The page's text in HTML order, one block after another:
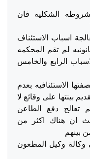
الشكليه فان
اسباب الاستئناف
لم تقم المحكمه
الرابع والخامس
الاستئنافيه بعدم
بينتها على وقائع لا
تعالج دفع الطاعن
ان هناك اكثر من
بينهم
وكالة وكيل المطعون